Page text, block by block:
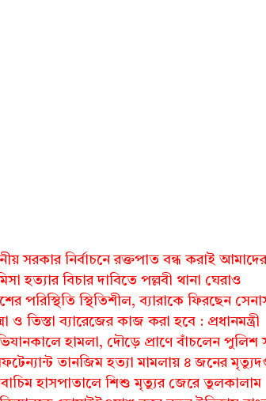
সরকার নির্বাচনে রক্তপাত বন্ধ করাই
হত্যার বিচার দাবিতে পল্লবী থানা ঘেরাও
পরিস্থিতি স্থিতিশীল, ব্যারাকে ফিরছেন
ও তিস্তা ব্যারেজের কাজ করা হবে : প্রধানমন্ত্রী
হামলা, দৌড়ে প্রাণে বাঁচলেন পুলিশ
তানজিম হত্যা মামলায় ৪ জনের
হাসপাতালে শিশু মৃত্যুর জেরে তুলকালাম